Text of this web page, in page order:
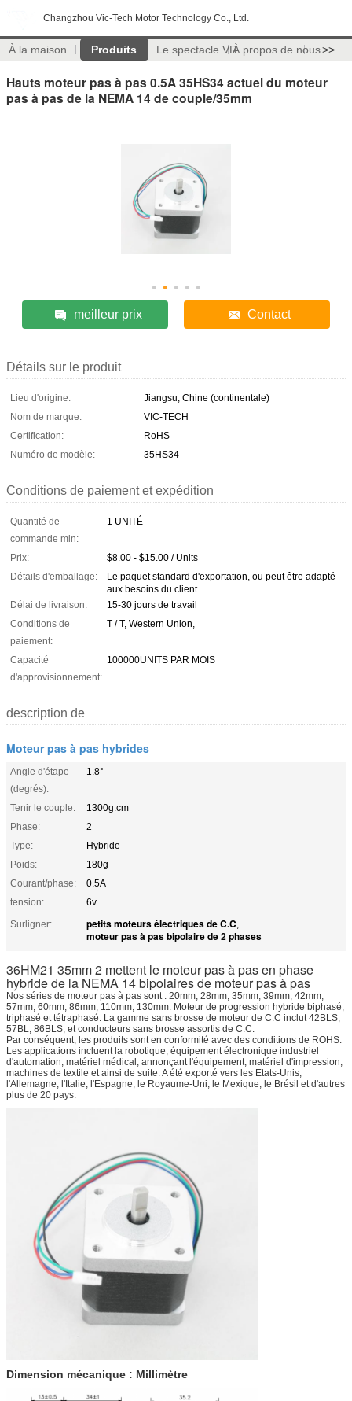
Changzhou Vic-Tech Motor Technology Co., Ltd.
À la maison Produits Le spectacle VRÀ propos de nous>>
Hauts moteur pas à pas 0.5A 35HS34 actuel du moteur
pas à pas de la NEMA 14 de couple/35mm
meilleur prix Contact
Détails sur le produit
Lieu d'origine:
Jiangsu, Chine (continentale)
Nom de marque:
VIC-TECH
Certification:
RoHS
Numéro de modèle:
35HS34
Conditions de paiement et expédition
Quantité de
commande min:
1 UNITÉ
Prix:
$8.00 - $15.00 / Units
Détails d'emballage:
Le paquet standard d'exportation, ou peut être adapté
aux besoins du client
Délai de livraison:
15-30 jours de travail
Conditions de
paiement:
T / T, Western Union,
Capacité
d'approvisionnement:
100000UNITS PAR MOIS
description de
Moteur pas à pas hybrides
Angle d'étape
(degrés):
1.8°
Tenir le couple:
1300g.cm
Phase:
2
Type:
Hybride
Poids:
180g
Courant/phase:
0.5A
tension:
6v
Surligner:
petits moteurs électriques de C.C,
moteur pas à pas bipolaire de 2 phases
36HM21 35mm 2 mettent le moteur pas à pas en phase
hybride de la NEMA 14 bipolaires de moteur pas à pas
Nos séries de moteur pas à pas sont : 20mm, 28mm, 35mm, 39mm, 42mm,
57mm, 60mm, 86mm, 110mm, 130mm. Moteur de progression hybride biphasé,
triphasé et tétraphasé. La gamme sans brosse de moteur de C.C inclut 42BLS,
57BL, 86BLS, et conducteurs sans brosse assortis de C.C.
Par conséquent, les produits sont en conformité avec des conditions de ROHS.
Les applications incluent la robotique, équipement électronique industriel
d'automation, matériel médical, annonçant l'équipement, matériel d'impression,
machines de textile et ainsi de suite. A été exporté vers les Etats-Unis,
l'Allemagne, l'Italie, l'Espagne, le Royaume-Uni, le Mexique, le Brésil et d'autres
plus de 20 pays.
Dimension mécanique : Millimètre